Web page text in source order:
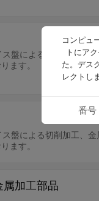
盤による切削加工、
ます。
盤による切削加工、
ます。
大連高品質金属加工部品
コンピュ
トにア
た。デス
レクトし
番号